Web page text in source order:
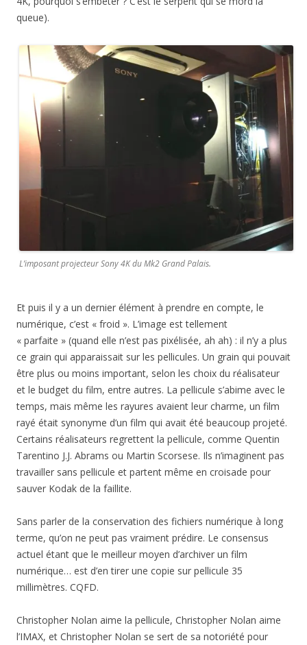
queue).
L’imposant projecteur Sony 4K du Mk2 Grand Palais.
Et puis il y a un dernier élément à prendre en compte, le
numérique, c’est « froid ». L’image est tellement
« parfaite » (quand elle n’est pas pixélisée, ah ah) : il n’y a plus
ce grain qui apparaissait sur les pellicules. Un grain qui pouvait
être plus ou moins important, selon les choix du réalisateur
et le budget du film, entre autres. La pellicule s’abime avec le
temps, mais même les rayures avaient leur charme, un film
rayé était synonyme d’un film qui avait été beaucoup projeté.
Certains réalisateurs regrettent la pellicule, comme Quentin
Tarentino J.J. Abrams ou Martin Scorsese. Ils n’imaginent pas
travailler sans pellicule et partent même en croisade pour
sauver Kodak de la faillite.
Sans parler de la conservation des fichiers numérique à long
terme, qu’on ne peut pas vraiment prédire. Le consensus
actuel étant que le meilleur moyen d’archiver un film
numérique… est d’en tirer une copie sur pellicule 35
millimètres. CQFD.
Christopher Nolan aime la pellicule, Christopher Nolan aime
l’IMAX, et Christopher Nolan se sert de sa notoriété pour